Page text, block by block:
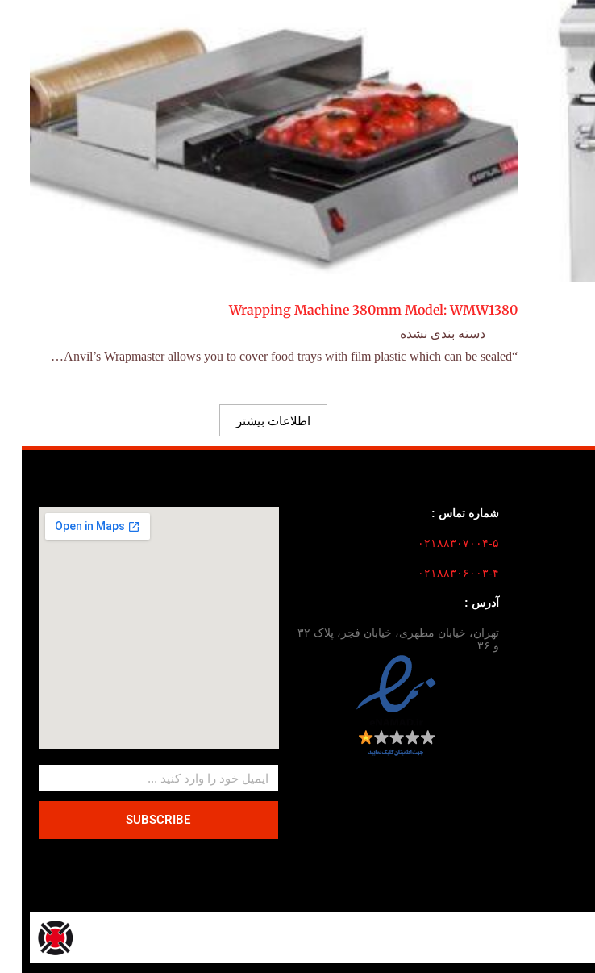
Wrapping Machine 380mm Model: WMW1380
دسته بندی نشده
“Anvil’s Wrapmaster allows you to cover food trays with film plastic which can be sealed…
اطلاعات بیشتر
شماره تماس :
۰۲۱۸۸۳۰۷۰۰۴-۵
۰۲۱۸۸۳۰۶۰۰۳-۴
آدرس :
تهران، خیابان مطهری، خیابان فجر، پلاک ۳۲
و ۳۶
SUBSCRIBE